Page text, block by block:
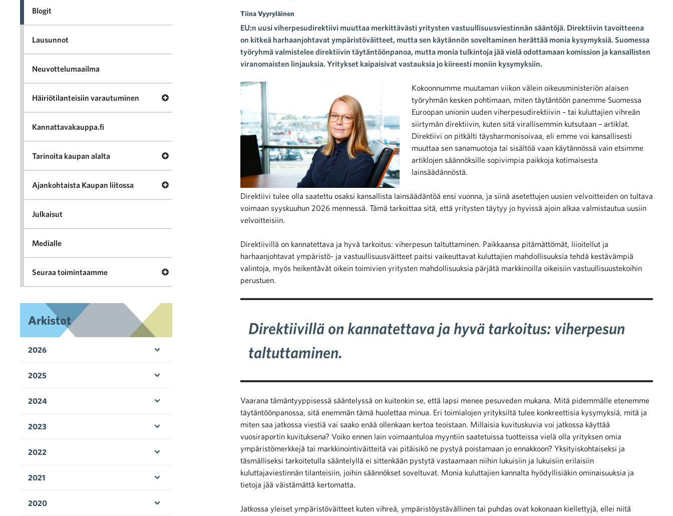
Tiina Vyyryläinen
EU:n uusi viherpesudirektiivi muuttaa merkittävästi yritysten vastuullisuusviestinnän sääntöjä. Direktiivin tavoitteena
on kitkeä harhaanjohtavat ympäristöväitteet, mutta sen käytännön soveltaminen herättää monia kysymyksiä. Suomessa
työryhmä valmistelee direktiivin täytäntöönpanoa, mutta monia tulkintoja jää vielä odottamaan komission ja kansallisten
viranomaisten linjauksia. Yritykset kaipaisivat vastauksia jo kiireesti moniin kysymyksiin.
Kokoonnumme muutaman viikon välein oikeusministeriön alaisen
työryhmän kesken pohtimaan, miten täytäntöön panemme Suomessa
Euroopan unionin uuden viherpesudirektiivin – tai kuluttajien vihreän
siirtymän direktiivin, kuten sitä virallisemmin kutsutaan – artiklat.
Direktiivi on pitkälti täysharmonisoivaa, eli emme voi kansallisesti
muuttaa sen sanamuotoja tai sisältöä vaan käytännössä vain etsimme
artiklojen säännöksille sopivimpia paikkoja kotimaisesta
lainsäädännöstä.
Direktiivi tulee olla saatettu osaksi kansallista lainsäädäntöä ensi vuonna, ja siinä asetettujen uusien velvoitteiden on tultava
voimaan syyskuuhun 2026 mennessä. Tämä tarkoittaa sitä, että yritysten täytyy jo hyvissä ajoin alkaa valmistautua uusiin
velvoitteisiin.
Direktiivillä on kannatettava ja hyvä tarkoitus: viherpesun taltuttaminen. Paikkaansa pitämättömät, liioitellut ja
harhaanjohtavat ympäristö- ja vastuullisuusväitteet paitsi vaikeuttavat kuluttajien mahdollisuuksia tehdä kestävämpiä
valintoja, myös heikentävät oikein toimivien yritysten mahdollisuuksia pärjätä markkinoilla oikeisiin vastuullisuustekoihin
perustuen.
Direktiivillä on kannatettava ja hyvä tarkoitus: viherpesun
taltuttaminen.
Vaarana tämäntyyppisessä sääntelyssä on kuitenkin se, että lapsi menee pesuveden mukana. Mitä pidemmälle etenemme
täytäntöönpanossa, sitä enemmän tämä huolettaa minua. Eri toimialojen yrityksiltä tulee konkreettisia kysymyksiä, mitä ja
miten saa jatkossa viestiä vai saako enää ollenkaan kertoa teoistaan. Millaisia kuvituskuvia voi jatkossa käyttää
vuosiraportin kuvituksena? Voiko ennen lain voimaantuloa myyntiin saatetuissa tuotteissa vielä olla yrityksen omia
ympäristömerkkejä tai markkinointiväitteitä vai pitäisikö ne pystyä poistamaan jo ennakkoon? Yksityiskohtaiseksi ja
täsmälliseksi tarkoitetulla sääntelyllä ei sittenkään pystytä vastaamaan niihin lukuisiin ja lukuisiin erilaisiin
kuluttajaviestinnän tilanteisiin, joihin säännökset soveltuvat. Monia kuluttajien kannalta hyödyllisiäkin ominaisuuksia ja
tietoja jää väistämättä kertomatta.
Jatkossa yleiset ympäristöväitteet kuten vihreä, ympäristöystävällinen tai puhdas ovat kokonaan kiellettyjä, ellei niitä
Blogit
Lausunnot
Neuvottelumaailma
Häiriötilanteisiin varautuminen Avaa valikko Häiriötilanteisiin varautuminen
Kannattavakauppa.fi
Tarinoita kaupan alalta Avaa valikko Tarinoita kaupan alalta
Ajankohtaista Kaupan liitossa Avaa valikko Ajankohtaista Kaupan liitossa
Julkaisut
Medialle
Seuraa toimintaamme Avaa valikko Seuraa toimintaamme
Arkistot
2026
2025
2024
2023
2022
2021
2020